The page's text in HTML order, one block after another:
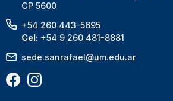
CP 5600
+54 260 443-5695
Cel: +54 9 260 481-8881
sede.sanrafael@um.edu.ar